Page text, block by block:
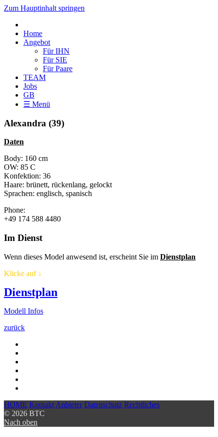
Zum Hauptinhalt springen
Home
Angebot
Für IHN
Für SIE
Für Paare
TEAM
Jobs
GB
☰ Menü
Alexandra (39)
Daten
Body: 160 cm
OW: 85 C
Konfektion: 36
Haare: brünett, rückenlang, gelockt
Sprachen: englisch, spanisch
Phone:
+49 174 588 4480
Im Dienst
Wenn dieses Model anwesend ist, erscheint Sie im Dienstplan
Klicke auf↓
Dienstplan
Modell Infos
zurück
HOME Kontakt Anbieter Datenschutz Rechtliches
© 2026 BTC
Nach oben